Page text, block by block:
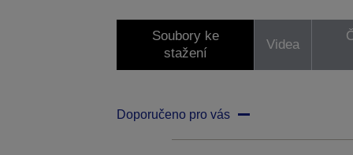
Soubory ke
stažení
Videa
Doporučeno pro vás